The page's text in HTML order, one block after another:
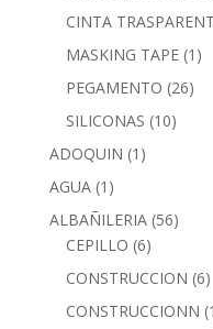
CINTA
MASKING TAPE (1)
PEGAMENTO (26)
SILICONAS (10)
ADOQUIN (1)
AGUA (1)
ALBAÑILERIA (56)
CEPILLO (6)
CONSTRUCCION (6)
CONSTRUCCIONN